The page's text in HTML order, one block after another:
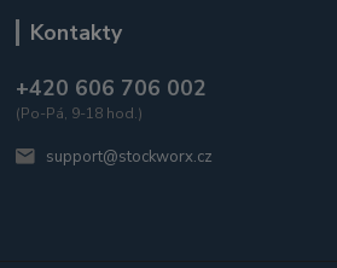
Kontakty
+420 606 706 002
(Po-Pá, 9-18 hod.)
support@stockworx.cz